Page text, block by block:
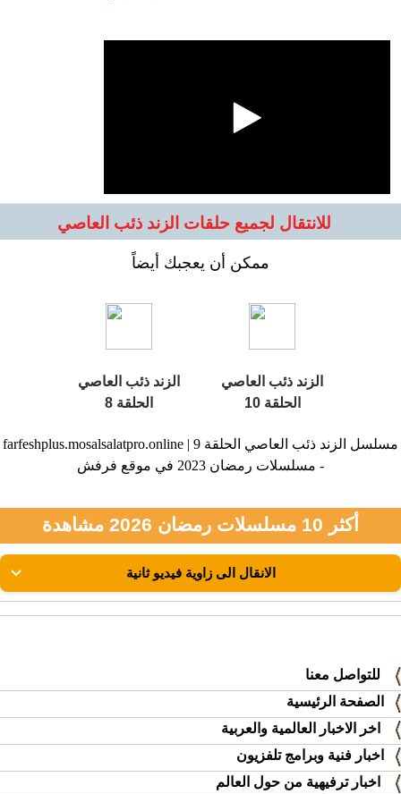
للانتقال لجميع حلقات الزند ذئب العاصي
ممكن أن يعجبك أيضاً
الزند ذئب العاصي
الحلقة 10
الزند ذئب العاصي
الحلقة 8
farfeshplus.mosalsalatpro.online | مسلسل الزند ذئب العاصي الحلقة 9
- مسلسلات رمضان 2023 في موقع فرفش
أكثر 10 مسلسلات رمضان 2026 مشاهدة
للتواصل معنا
الصفحة الرئيسية
اخر الاخبار العالمية والعربية
اخبار فنية وبرامج تلفزيون
اخبار ترفيهية من حول العالم